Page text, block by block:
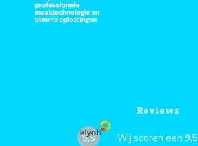
Reviews
9,5 Wij scoren een 9,5